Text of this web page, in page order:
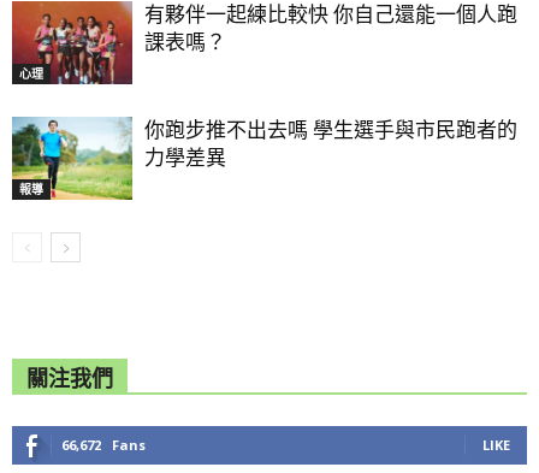
心理
有夥伴一起練比較快 你自己還能一個人跑
課表嗎？
報導
你跑步推不出去嗎 學生選手與市民跑者的
力學差異
關注我們
66,672 Fans LIKE